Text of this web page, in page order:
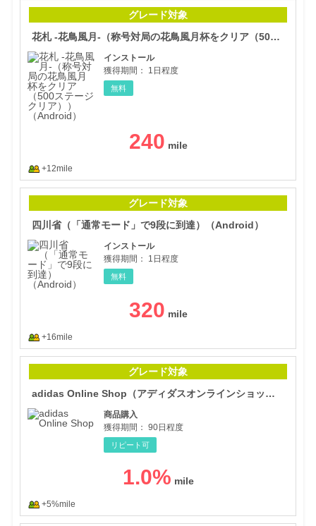
グレード対象
花札 -花鳥風月-（称号対局の花鳥風月杯をクリア（500ステージクリア））（Android）
インストール
獲得期間：
1日程度
無料
240
+12mile
グレード対象
四川省（「通常モード」で9段に到達）（Android）
インストール
獲得期間：
1日程度
無料
320
+16mile
グレード対象
adidas Online Shop（アディダスオンラインショップ）
商品購入
獲得期間： 90日程度
リピート可
1.0%
+5%mile